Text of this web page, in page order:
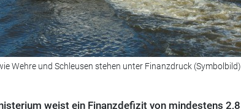
Wehre und Schleusen stehen unter Finanzdruck (Symbolbild)
weist ein Finanzdefizit von mindestens 2,8